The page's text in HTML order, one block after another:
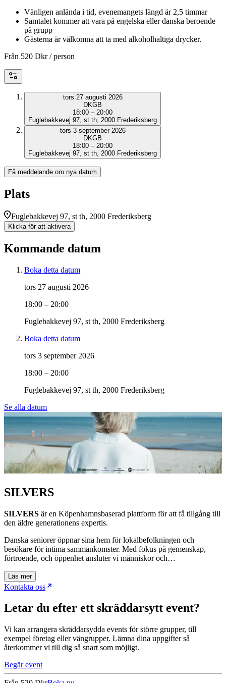
Vänligen anlända i tid, evenemangets längd är 2,5 timmar
Samtalet kommer att vara på engelska eller danska beroende
på grupp
Gästerna är välkomna att ta med alkoholhaltiga drycker.
Från 520 Dkr/ person
tors 27 augusti 2026
DKGB
18:00 – 20:00
Fuglebakkevej 97, st th, 2000 Frederiksberg
tors 3 september 2026
DKGB
18:00 – 20:00
Fuglebakkevej 97, st th, 2000 Frederiksberg
Få meddelande om nya datum
Plats
Fuglebakkevej 97, st th, 2000 Frederiksberg
Klicka för att aktivera
Kommande datum
Boka detta datum
tors 27 augusti 2026
18:00 – 20:00
Fuglebakkevej 97, st th, 2000 Frederiksberg
Boka detta datum
tors 3 september 2026
18:00 – 20:00
Fuglebakkevej 97, st th, 2000 Frederiksberg
Se alla datum
SILVERS
SILVERS är en Köpenhamnsbaserad plattform för att få tillgång till
den äldre generationens expertis.
Danska seniorer öppnar sina hem för lokalbefolkningen och
besökare för intima sammankomster. Med fokus på gemenskap,
förtroende, och öppenhet ansluter vi människor och…
Läs mer
Kontakta oss
Letar du efter ett skräddarsytt event?
Vi kan arrangera skräddarsydda events för större grupper, till
exempel företag eller vängrupper. Lämna dina uppgifter så
återkommer vi till dig så snart som möjligt.
Begär event